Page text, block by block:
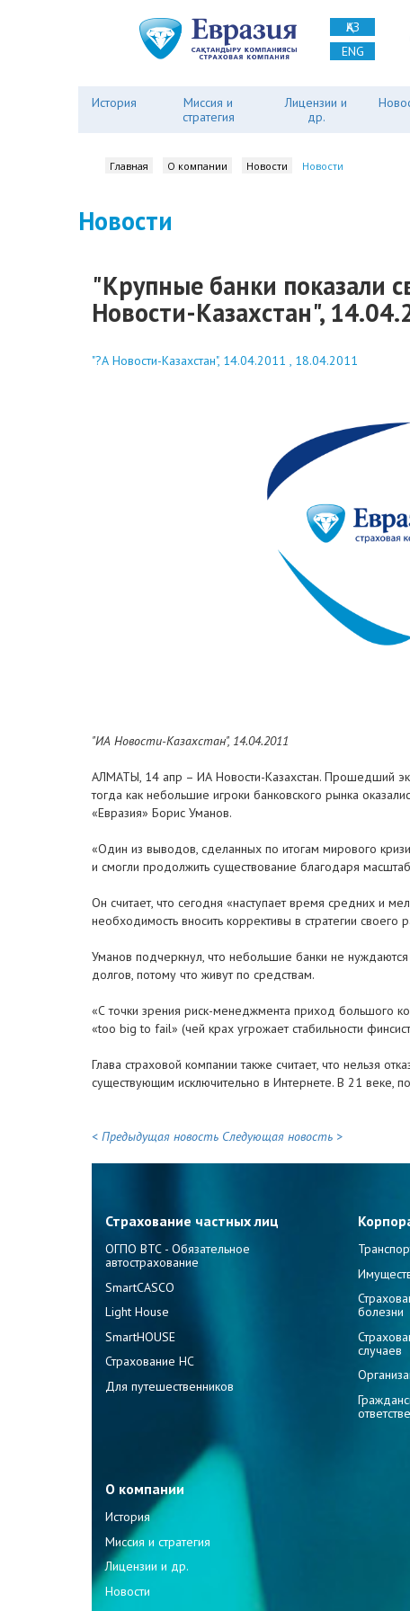
ҚАЗ
ENG
История
Миссия и
стратегия
Лицензии и
др.
Главная О компании Новости Новости
Новости
"Крупные банки показали
Новости-Казахстан",
"?А Новости-Казахстан", 14.04.2011 , 18.04.2011
"ИА Новости-Казахстан", 14.04.2011
АЛМАТЫ, 14 апр – ИА Новости-Казахстан. Прошедший
тогда как небольшие игроки банковского рынка
«Евразия» Борис Уманов.
«Один из выводов, сделанных по итогам мирового
и смогли продолжить существование благодаря
Он считает, что сегодня «наступает время средних и
необходимость вносить коррективы в стратегии своего
Уманов подчеркнул, что небольшие банки не
долгов, потому что живут по средствам.
«С точки зрения риск-менеджмента приход большого
«too big to fail» (чей крах угрожает стабильности
Глава страховой компании также считает, что нельзя
существующим исключительно в Интернете. В 21 веке,
< Предыдущая новость Следующая новость >
Страхование частных лиц
ОГПО ВТС - Обязательное
автострахование
SmartCASCO
Light House
SmartHOUSE
Страхование НС
Для путешественников
болезни
случаев
О компании
История
Миссия и стратегия
Лицензии и др.
Новости